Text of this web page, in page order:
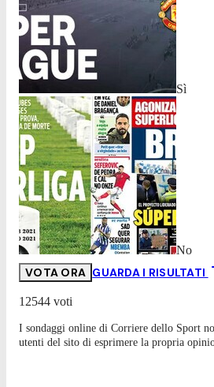
Sì
No
VOTA ORA GUARDA I RISULTATI
12544 voti
I sondaggi online di Corriere dello Sport
utenti del sito di esprimere la propria